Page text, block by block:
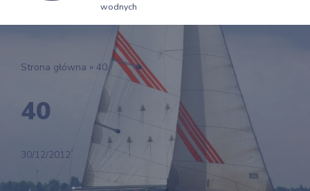
wodnych
Strona główna » 40
40
30/12/2012